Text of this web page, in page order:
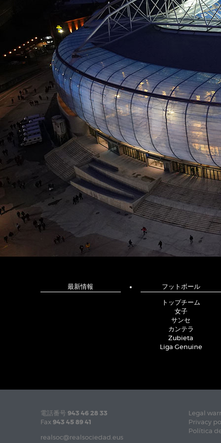
最新情報 フットボール
トップチーム
女子
サンセ
カンテラ
Zubieta
Liga Genuine
電話番号 943 46 28 33
Fax 943 45 89 41
realsoc@realsociedad.eus
Legal
Privacy
Política